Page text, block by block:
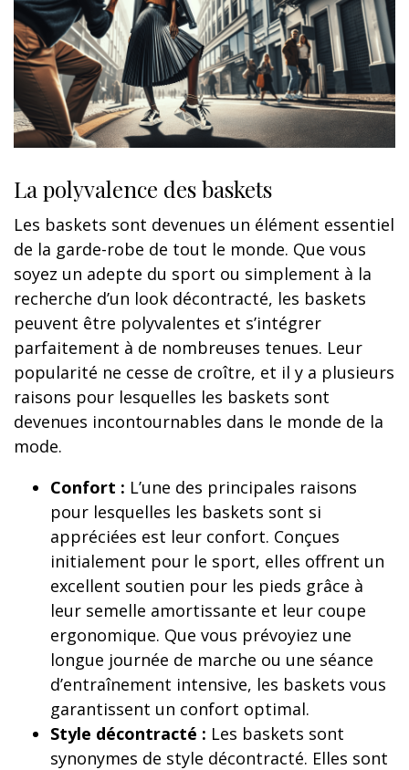
La polyvalence des baskets
Les baskets sont devenues un élément essentiel
de la garde-robe de tout le monde. Que vous
soyez un adepte du sport ou simplement à la
recherche d’un look décontracté, les baskets
peuvent être polyvalentes et s’intégrer
parfaitement à de nombreuses tenues. Leur
popularité ne cesse de croître, et il y a plusieurs
raisons pour lesquelles les baskets sont
devenues incontournables dans le monde de la
mode.
Confort : L’une des principales raisons
pour lesquelles les baskets sont si
appréciées est leur confort. Conçues
initialement pour le sport, elles offrent un
excellent soutien pour les pieds grâce à
leur semelle amortissante et leur coupe
ergonomique. Que vous prévoyiez une
longue journée de marche ou une séance
d’entraînement intensive, les baskets vous
garantissent un confort optimal.
Style décontracté : Les baskets sont
synonymes de style décontracté. Elles sont